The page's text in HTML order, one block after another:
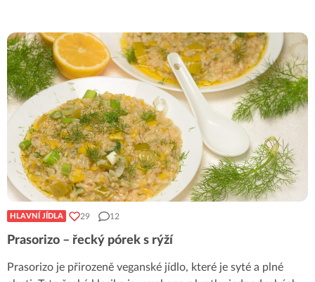
HLAVNÍ JÍDLA 29 12
Prasorizo – řecký pórek s rýží
Prasorizo je přirozeně veganské jídlo, které je syté a plné